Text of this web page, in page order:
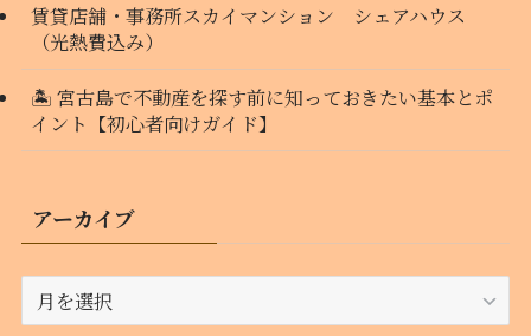
賃貸店舗・事務所スカイマンション シェアハウス
（光熱費込み）
🏝️ 宮古島で不動産を探す前に知っておきたい基本とポ
イント【初心者向けガイド】
アーカイブ
ー